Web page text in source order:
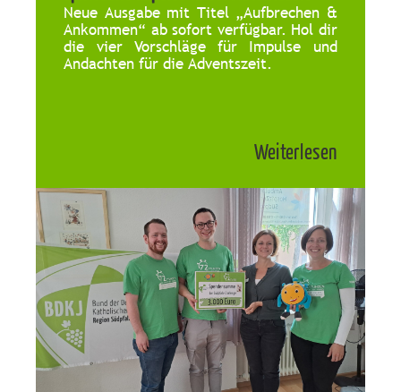
Neue Ausgabe mit Titel „Aufbrechen &
Ankommen“ ab sofort verfügbar. Hol dir
die vier Vorschläge für Impulse und
Andachten für die Adventszeit.
Weiterlesen